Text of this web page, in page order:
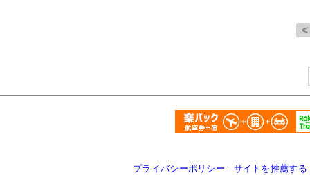
プライバシーポリシー - サイトを推薦する